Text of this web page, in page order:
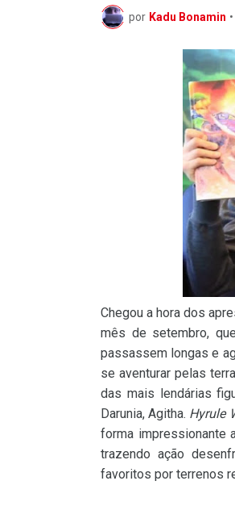
por Kadu Bonamin •
Chegou a hora dos
mês de setembro,
passassem longas e
se aventurar pelas
das mais lendárias
Darunia, Agitha. Hyrule
forma impressionante
trazendo ação
favoritos por terrenos